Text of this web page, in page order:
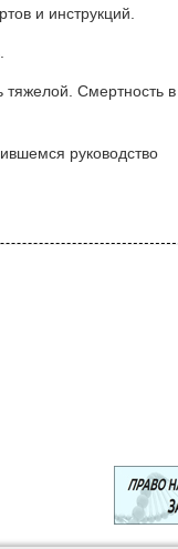
и инструкций.
тяжелой. Смертность в
руководство